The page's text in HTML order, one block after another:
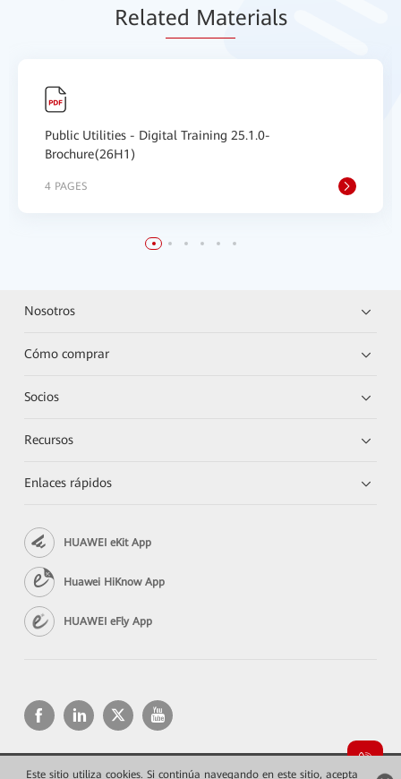
Este sitio utiliza cookies. Si continúa navegando en este sitio, acepta
Related Materials
Public Utilities - Digital Training 25.1.0-
Brochure(26H1)
4 PAGES
Nosotros
Cómo comprar
Socios
Recursos
Enlaces rápidos
HUAWEI eKit App
Huawei HiKnow App
HUAWEI eFly App
Copyright © 2026 Huawei Technologies Co., Ltd. Todos los derechos reservados.